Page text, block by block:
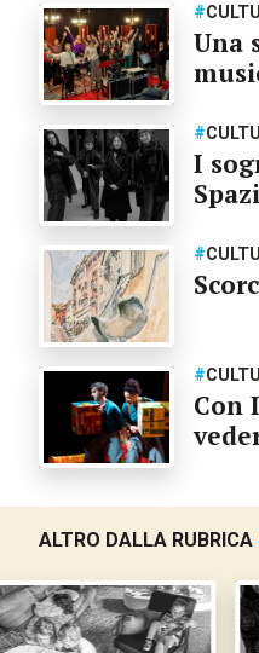
#
Una
#
I
#
#
Con
ALTRO DALLA RUBRICA